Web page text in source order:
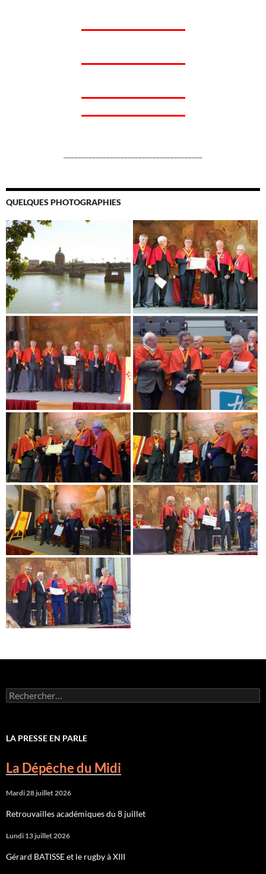
QUELQUES PHOTOGRAPHIES
Rechercher :
LA PRESSE EN PARLE
La Dépêche du Midi
Mardi 28 juillet 2026
Retrouvailles académiques du 8 juillet
Lundi 13 juillet 2026
Gérard BATISSE et le rugby à XIII